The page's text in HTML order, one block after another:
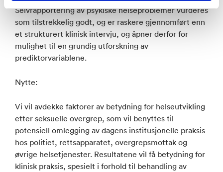
Selvrapportering av psykiske helseproblemer vurderes
som tilstrekkelig godt, og er raskere gjennomført enn
et strukturert klinisk intervju, og åpner derfor for
mulighet til en grundig utforskning av
prediktorvariablene.
Nytte:
Vi vil avdekke faktorer av betydning for helseutvikling
etter seksuelle overgrep, som vil benyttes til
potensiell omlegging av dagens institusjonelle praksis
hos politiet, rettsapparatet, overgrepsmottak og
øvrige helsetjenester. Resultatene vil få betydning for
klinisk praksis, spesielt i forhold til behandling av